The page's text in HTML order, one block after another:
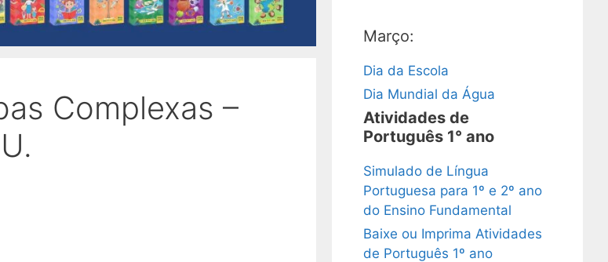
Complexas –
Março:
Dia da Escola
Dia Mundial da Água
Atividades de
Português 1° ano
Simulado de Língua
Portuguesa para 1º e 2º ano
do Ensino Fundamental
Baixe ou Imprima Atividades
de Português 1º ano